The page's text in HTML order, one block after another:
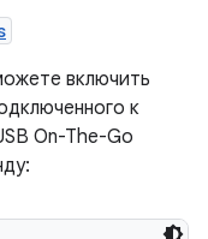
включить
к
On-The-Go